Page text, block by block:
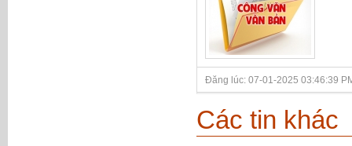
Đăng lúc: 07-01-2025 03:46:39
Các tin khác